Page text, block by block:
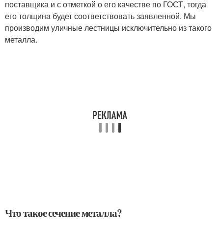
поставщика и с отметкой о его качестве по ГОСТ, тогда
его толщина будет соответствовать заявленной. Мы
производим уличные лестницы исключительно из такого
металла.
Что такое сечение металла?